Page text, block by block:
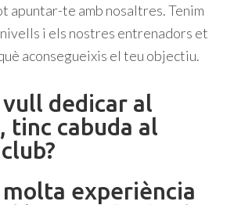
apuntar-te amb nosaltres. Tenim
i els nostres entrenadors et
aconsegueixis el teu objectiu.
dedicar al
tinc cabuda al
experiència